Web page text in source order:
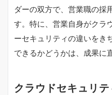
ダーの双方で、営業職の採
す。特に、営業自身がクラ
ーセキュリティの違いをき
できるかどうかは、成果に
クラウドセキュリ